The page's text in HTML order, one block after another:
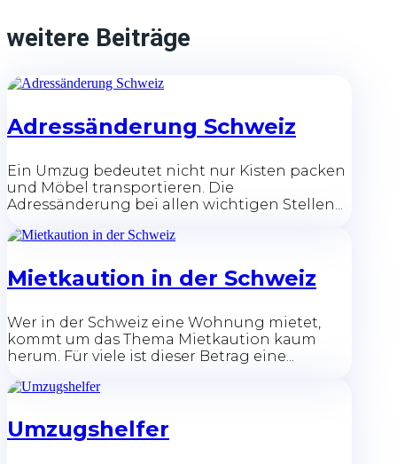
weitere Beiträge
Adressänderung Schweiz
Ein Umzug bedeutet nicht nur Kisten packen
und Möbel transportieren. Die
Adressänderung bei allen wichtigen Stellen...
Mietkaution in der Schweiz
Wer in der Schweiz eine Wohnung mietet,
kommt um das Thema Mietkaution kaum
herum. Für viele ist dieser Betrag eine...
Umzugshelfer